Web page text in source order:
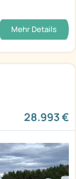
Mehr Details
28.993 €